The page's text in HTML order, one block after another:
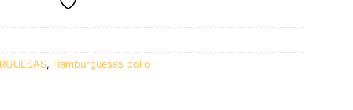
, Hamburguesas pollo